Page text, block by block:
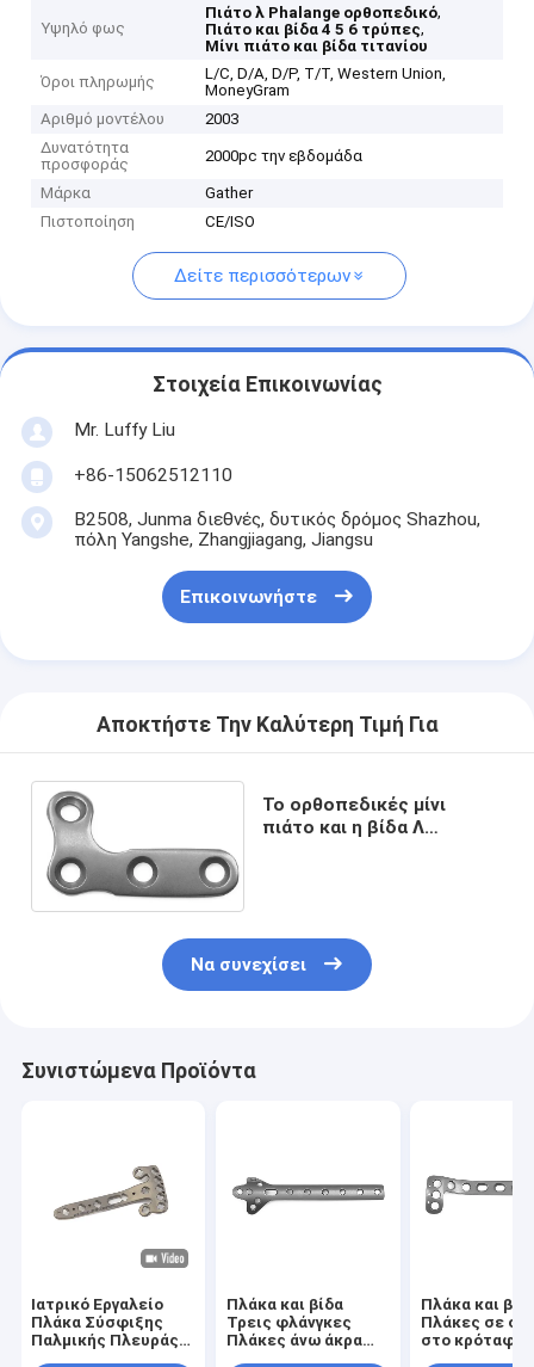
Υψηλό φως
Πιάτο λ Phalange ορθοπεδικό,
Πιάτο και βίδα 4 5 6 τρύπες,
Μίνι πιάτο και βίδα τιτανίου
Όροι πληρωμής
L/C, D/A, D/P, T/T, Western Union,
MoneyGram
Αριθμό μοντέλου
2003
Δυνατότητα
προσφοράς
2000pc την εβδομάδα
Μάρκα
Gather
Πιστοποίηση
CE/ISO
Δείτε περισσότερων
Στοιχεία Επικοινωνίας
Mr. Luffy Liu
+86-15062512110
B2508, Junma διεθνές, δυτικός δρόμος Shazhou,
πόλη Yangshe, Zhangjiagang, Jiangsu
Επικοινωνήστε
Αποκτήστε Την Καλύτερη Τιμή Για
Το ορθοπεδικές μίνι
πιάτο και η βίδα Λ
Να συνεχίσει
Συνιστώμενα Προϊόντα
Ιατρικό Εργαλείο
Πλάκα Σύσφιξης
Παλμικής Πλευράς
Πλάκα και βίδα
Τρεις φλάνγκες
Πλάκες άνω άκρα
Πλάκα και
Πλάκες σε
στο κρόταφο